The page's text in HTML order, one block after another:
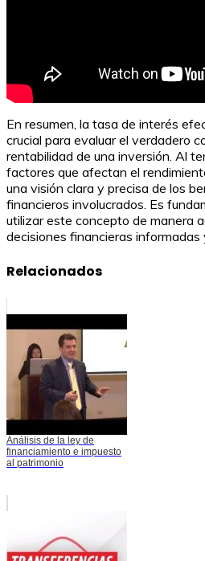
En resumen, la tasa de interés
crucial para evaluar el verdadero
rentabilidad de una inversión. Al
factores que afectan el
una visión clara y precisa de los
financieros involucrados. Es
utilizar este concepto de manera
decisiones financieras informadas
Relacionados
Análisis de la ley de
financiamiento e impuesto
al patrimonio